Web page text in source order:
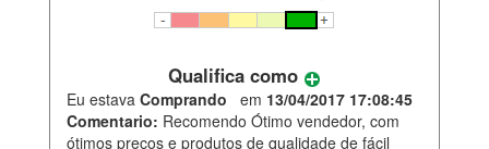
Qualifica como
Eu estava Comprando em 13/04/2017 17:08:45
Comentario: Recomendo Ótimo vendedor, com
ótimos preços e produtos de qualidade de fácil